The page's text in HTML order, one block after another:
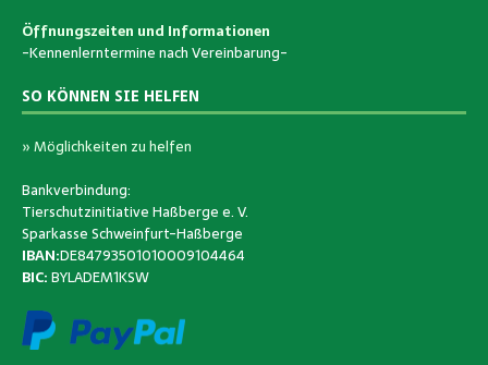
Öffnungszeiten und Informationen
-Kennenlerntermine nach Vereinbarung-
SO KÖNNEN SIE HELFEN
» Möglichkeiten zu helfen
Bankverbindung:
Tierschutzinitiative Haßberge e. V.
Sparkasse Schweinfurt-Haßberge
IBAN:DE84793501010009104464
BIC:BYLADEM1KSW